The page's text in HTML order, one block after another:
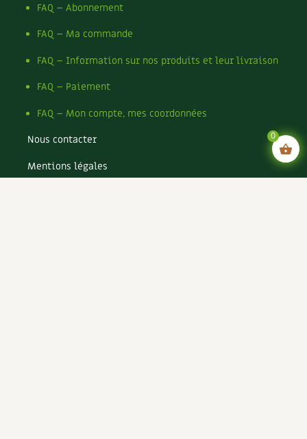
FAQ – Abonnement
FAQ – Ma commande
FAQ – Information sur nos produits et leur livraison
FAQ – Paiement
FAQ – Mon compte, mes coordonnées
Nous contacter
Mentions légales
0